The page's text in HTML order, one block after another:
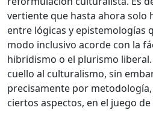
vertiente que hasta ahora solo
entre lógicas y epistemologías
modo inclusivo acorde con la
hibridismo o el plurismo
cuello al culturalismo, sin
precisamente por
ciertos aspectos, en el juego